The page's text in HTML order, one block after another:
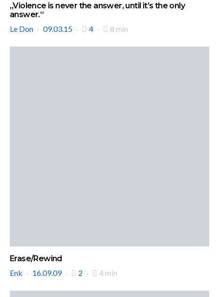
„Violence is never the answer, until it’s the only
answer.“
Le Don
09.03.15 4 8 min
Erase/Rewind
Enk
16.09.09 2 4 min